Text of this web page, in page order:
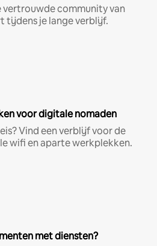
vertrouwde community van
tijdens je lange verblijf.
voor digitale nomaden
Vind een verblijf voor de
wifi en aparte werkplekken.
met diensten?